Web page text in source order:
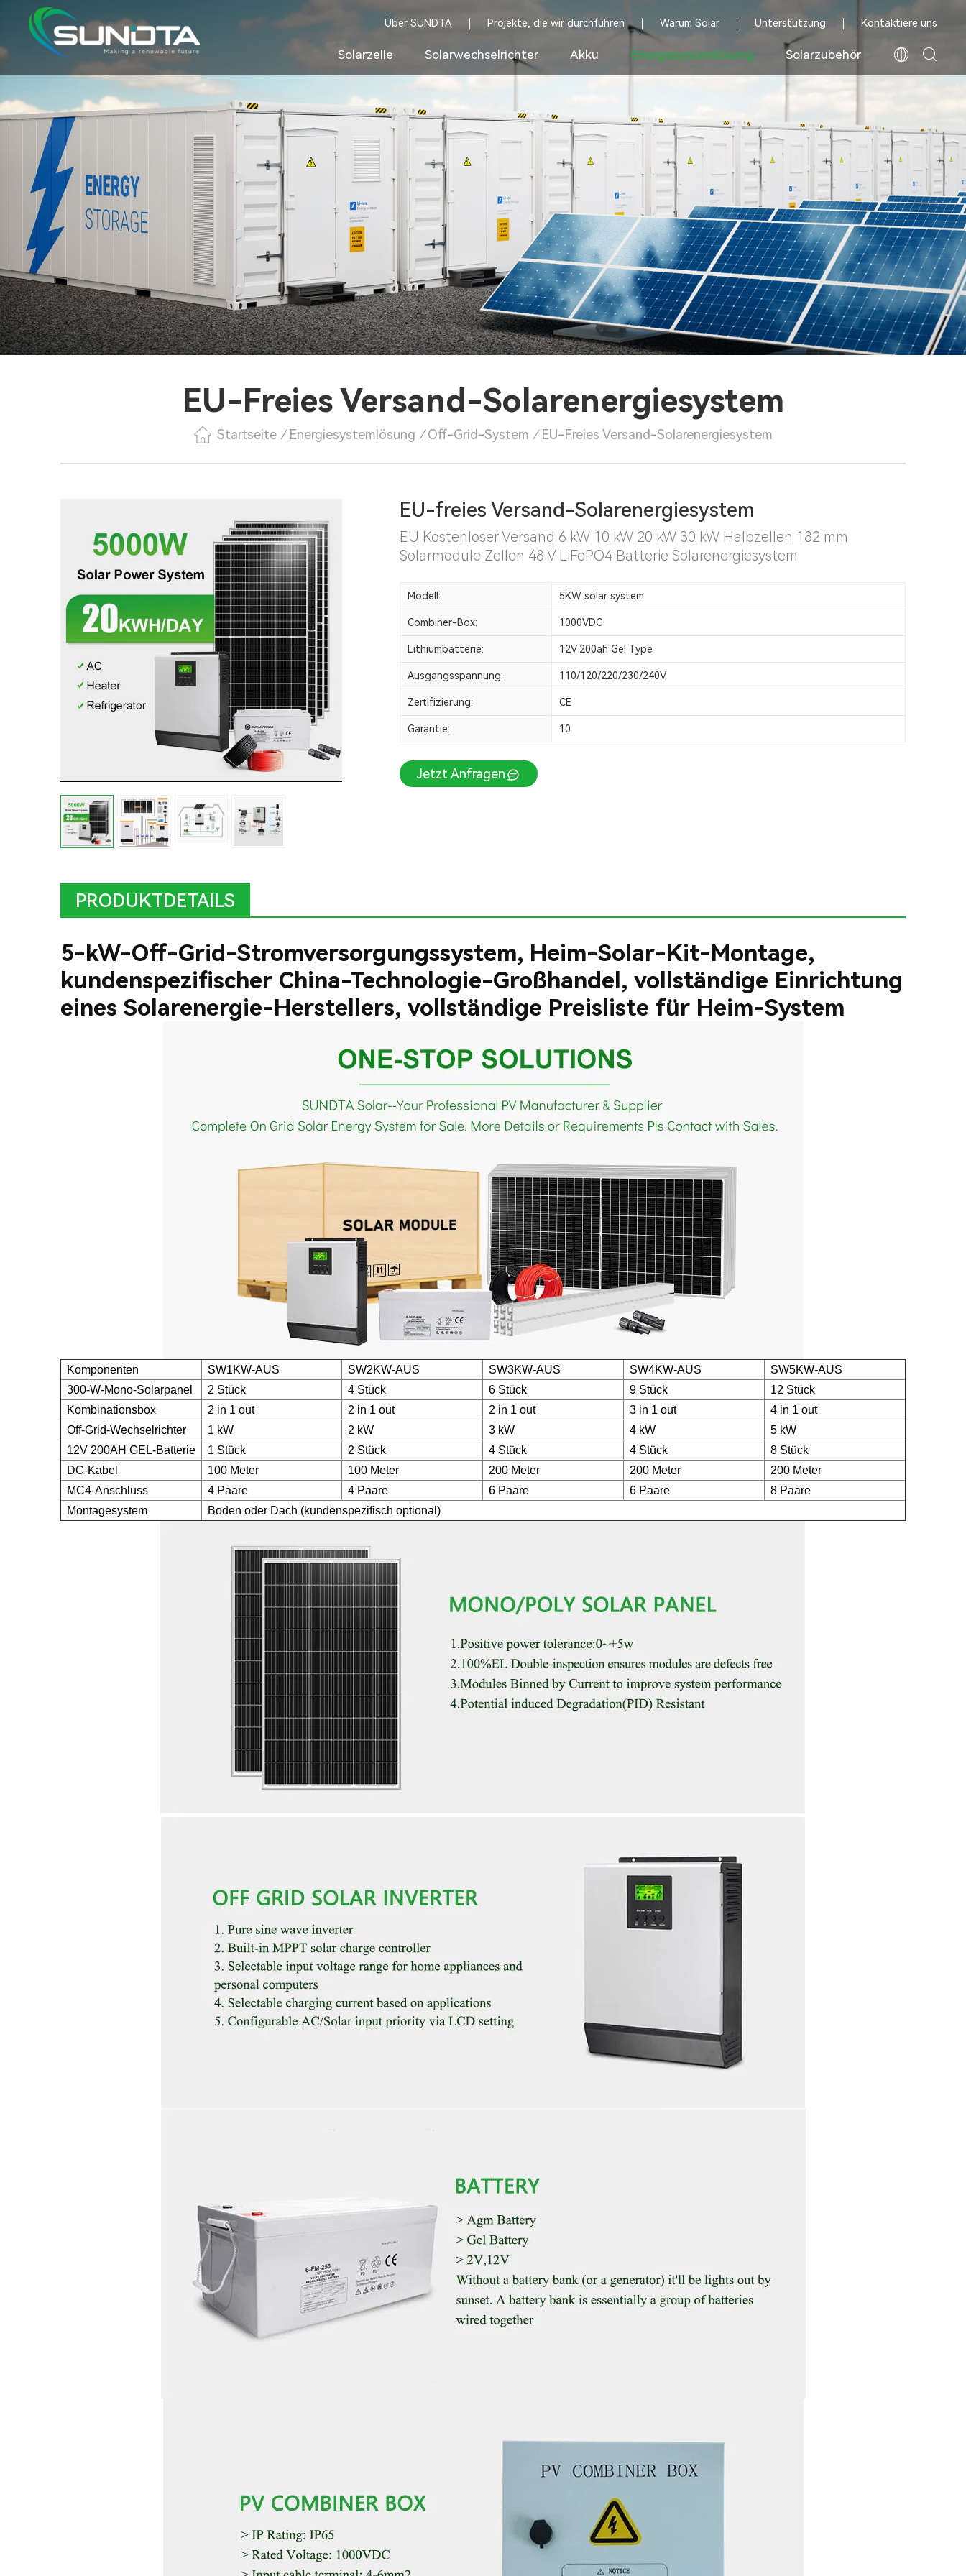
Über SUNDTA Projekte, die wir durchführen Warum Solar Unterstützung Kontaktiere uns
Solarzelle Solarwechselrichter Akku Energiesystemlösung Solarzubehör
EU-Freies Versand-Solarenergiesystem
Startseite / Energiesystemlösung / Off-Grid-System / EU-Freies Versand-Solarenergiesystem
EU-freies Versand-Solarenergiesystem
EU Kostenloser Versand 6 kW 10 kW 20 kW 30 kW Halbzellen 182 mm
Solarmodule Zellen 48 V LiFePO4 Batterie Solarenergiesystem
Modell: 5KW solar system
Combiner-Box: 1000VDC
Lithiumbatterie: 12V 200ah Gel Type
Ausgangsspannung: 110/120/220/230/240V
Zertifizierung: CE
Garantie: 10
Jetzt Anfragen
PRODUKTDETAILS
5-kW-Off-Grid-Stromversorgungssystem, Heim-Solar-Kit-Montage,
kundenspezifischer China-Technologie-Großhandel, vollständige Einrichtung
eines Solarenergie-Herstellers, vollständige Preisliste für Heim-System
Komponenten SW1KW-AUS SW2KW-AUS SW3KW-AUS SW4KW-AUS
SW5KW-AUS
300-W-Mono-Solarpanel
2 Stück 4 Stück 6 Stück 9 Stück
12 Stück
Kombinationsbox
2 in 1 out 2 in 1 out 2 in 1 out 3 in 1 out
4 in 1 out
Off-Grid-Wechselrichter
1 kW 2 kW 3 kW 4 kW
5 kW
12V 200AH GEL-Batterie
1 Stück 2 Stück 4 Stück 4 Stück
8 Stück
DC-Kabel
100 Meter 100 Meter 200 Meter 200 Meter
200 Meter
MC4-Anschluss
4 Paare 4 Paare 6 Paare 6 Paare
8 Paare
Montagesystem
Boden oder Dach (kundenspezifisch optional)